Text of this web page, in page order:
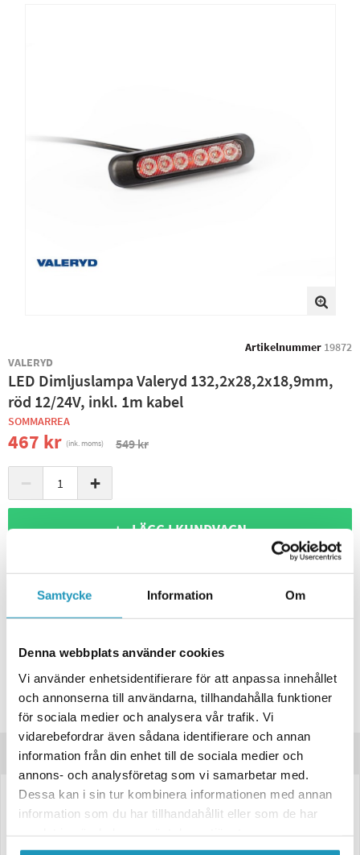
Samtycke Information Om
Denna webbplats använder cookies
Vi använder enhetsidentifierare för att anpassa innehållet
och annonserna till användarna, tillhandahålla funktioner
för sociala medier och analysera vår trafik. Vi
vidarebefordrar även sådana identifierare och annan
information från din enhet till de sociala medier och
annons- och analysföretag som vi samarbetar med.
Dessa kan i sin tur kombinera informationen med annan
information som du har tillhandahållit eller som de har
Artikelnummer 19872
VALERYD
LED Dimljuslampa Valeryd 132,2x28,2x18,9mm,
röd 12/24V, inkl. 1m kabel
SOMMARREA
467 kr (ink. moms) 549 kr
− +
+ LÄGG I KUNDVAGN
BUTIKSLAGER
Leverans- & Returinformation
Spara produkt
Frågor om produkten?
Produktinformation
LED Dimljuslampa Valeryd 132,2×28,2×18,9 mm – Röd
släpfordon och andra fordon som kräver extra sikt i nedsatt väderlek.